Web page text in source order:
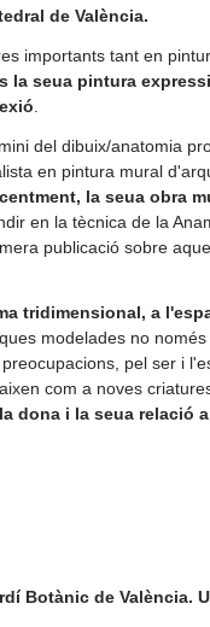
de València.
importants tant en
la seua pintura
del dibuix/anatomia
en pintura mural
la seua obra
en la tècnica de la
publicació sobre
tridimensional, a
modelades no
pel ser i
com a noves
dona i la seua relació
Botànic de València.